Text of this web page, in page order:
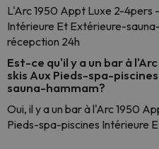
L'Arc 1950 Appt Luxe 2-4pers
Intérieure Et Extérieure-
récepction 24h
Est-ce qu'il y a un bar à
skis Aux Pieds-spa-
sauna-hammam?
Oui, il y a un bar à l'Arc 1950
Pieds-spa-piscines Intérieure